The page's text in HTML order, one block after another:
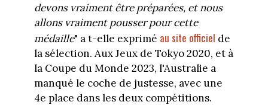
devons vraiment être préparées, et nous
allons vraiment pousser pour cette
médaille" a t-elle exprimé au site officiel de
la sélection. Aux Jeux de Tokyo 2020, et à
la Coupe du Monde 2023, l'Australie a
manqué le coche de justesse, avec une
4e place dans les deux compétitions.